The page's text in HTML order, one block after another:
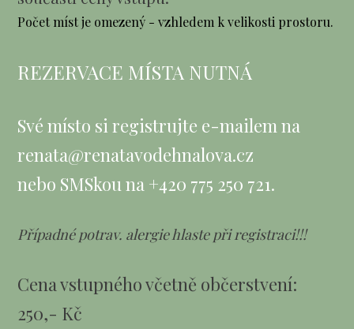
Počet míst je omezený - vzhledem k velikosti prostoru.
REZERVACE MÍSTA NUTNÁ
Své místo si registrujte e-mailem na
renata@renatavodehnalova.cz
nebo SMSkou na +420 775 250 721.
Případné potrav. alergie hlaste při registraci!!!
Cena vstupného včetně občerstvení:
250,- Kč